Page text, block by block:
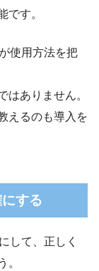
です。
使用方法を把
はありません。
えるのも導入を
する
して、正しく
。